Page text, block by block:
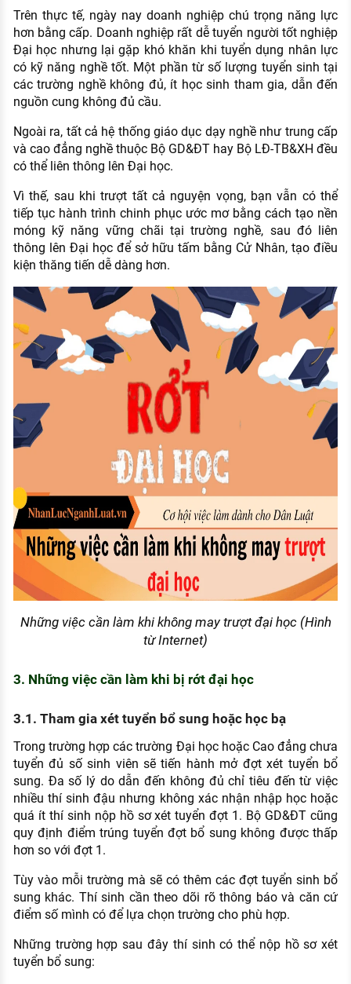
Trên thực tế, ngày nay doanh nghiệp chú trọng năng lực
hơn bằng cấp. Doanh nghiệp rất dễ tuyển người tốt nghiệp
Đại học nhưng lại gặp khó khăn khi tuyển dụng nhân lực
có kỹ năng nghề tốt. Một phần từ số lượng tuyển sinh tại
các trường nghề không đủ, ít học sinh tham gia, dẫn đến
nguồn cung không đủ cầu.
Ngoài ra, tất cả hệ thống giáo dục dạy nghề như trung cấp
và cao đẳng nghề thuộc Bộ GD&ĐT hay Bộ LĐ-TB&XH đều
có thể liên thông lên Đại học.
Vì thế, sau khi trượt tất cả nguyện vọng, bạn vẫn có thể
tiếp tục hành trình chinh phục ước mơ bằng cách tạo nền
móng kỹ năng vững chãi tại trường nghề, sau đó liên
thông lên Đại học để sở hữu tấm bằng Cử Nhân, tạo điều
kiện thăng tiến dễ dàng hơn.
Những việc cần làm khi không may trượt đại học (Hình
từ Internet)
3. Những việc cần làm khi bị rớt đại học
3.1. Tham gia xét tuyển bổ sung hoặc học bạ
Trong trường hợp các trường Đại học hoặc Cao đẳng chưa
tuyển đủ số sinh viên sẽ tiến hành mở đợt xét tuyển bổ
sung. Đa số lý do dẫn đến không đủ chỉ tiêu đến từ việc
nhiều thí sinh đậu nhưng không xác nhận nhập học hoặc
quá ít thí sinh nộp hồ sơ xét tuyển đợt 1. Bộ GD&ĐT cũng
quy định điểm trúng tuyển đợt bổ sung không được thấp
hơn so với đợt 1.
Tùy vào mỗi trường mà sẽ có thêm các đợt tuyển sinh bổ
sung khác. Thí sinh cần theo dõi rõ thông báo và căn cứ
điểm số mình có để lựa chọn trường cho phù hợp.
Những trường hợp sau đây thí sinh có thể nộp hồ sơ xét
tuyển bổ sung: